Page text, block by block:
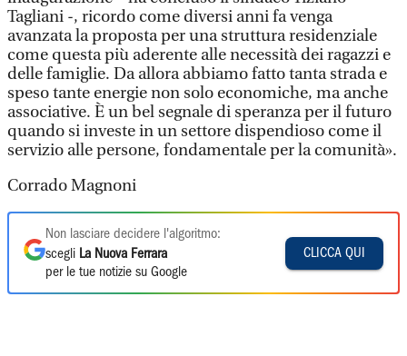
Tagliani -, ricordo come diversi anni fa venga
avanzata la proposta per una struttura residenziale
come questa più aderente alle necessità dei ragazzi e
delle famiglie. Da allora abbiamo fatto tanta strada e
speso tante energie non solo economiche, ma anche
associative. È un bel segnale di speranza per il futuro
quando si investe in un settore dispendioso come il
servizio alle persone, fondamentale per la comunità».
Corrado Magnoni
Non lasciare decidere l'algoritmo:
scegli La Nuova Ferrara
per le tue notizie su Google
CLICCA QUI